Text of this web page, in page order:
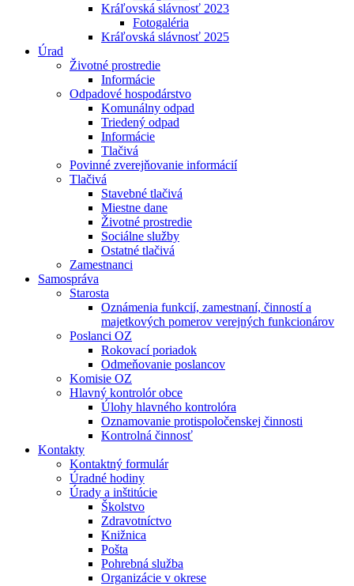
Kráľovská slávnosť 2023
Fotogaléria
Kráľovská slávnosť 2025
Úrad
Životné prostredie
Informácie
Odpadové hospodárstvo
Komunálny odpad
Triedený odpad
Informácie
Tlačivá
Povinné zverejňovanie informácií
Tlačivá
Stavebné tlačivá
Miestne dane
Životné prostredie
Sociálne služby
Ostatné tlačivá
Zamestnanci
Samospráva
Starosta
Oznámenia funkcií, zamestnaní, činností a
majetkových pomerov verejných funkcionárov
Poslanci OZ
Rokovací poriadok
Odmeňovanie poslancov
Komisie OZ
Hlavný kontrolór obce
Úlohy hlavného kontrolóra
Oznamovanie protispoločenskej činnosti
Kontrolná činnosť
Kontakty
Kontaktný formulár
Úradné hodiny
Úrady a inštitúcie
Školstvo
Zdravotníctvo
Knižnica
Pošta
Pohrebná služba
Organizácie v okrese